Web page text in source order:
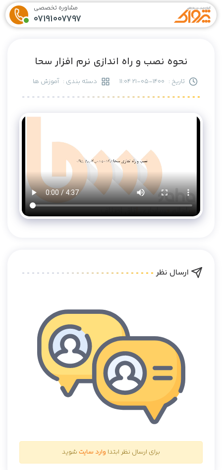
مشاوره تخصصی
07191007797
نحوه نصب و راه اندازی نرم افزار سحا
تاریخ : 1400-05-21 11:04 دسته بندی : آموزش ها
ارسال نظر
برای ارسال نظر ابتدا وارد سایت شوید